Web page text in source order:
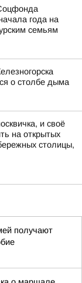
года на
семьям
о столбе дыма
и своё
на открытых
столицы,
получают